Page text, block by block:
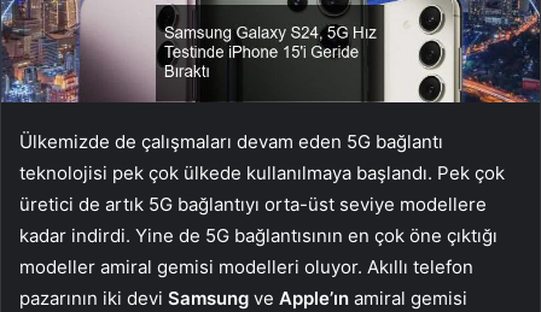
Ülkemizde de çalışmaları devam eden 5G bağlantı
teknolojisi pek çok ülkede kullanılmaya başlandı. Pek çok
üretici de artık 5G bağlantıyı orta-üst seviye modellere
kadar indirdi. Yine de 5G bağlantısının en çok öne çıktığı
modeller amiral gemisi modelleri oluyor. Akıllı telefon
pazarının iki devi Samsung ve Apple’ın amiral gemisi